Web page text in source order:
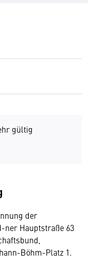
gültig
der
ner Hauptstraße 63
Böhm-Platz 1.